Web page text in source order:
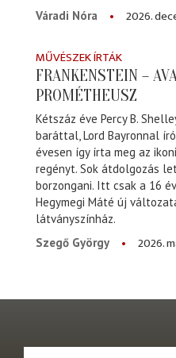
Váradi Nóra
2026.
MŰVÉSZEK ÍRTÁK
FRANKENSTEIN –
PROMÉTHEUSZ
Kétszáz éve Percy B.
baráttal, Lord Bayronnal
évesen így írta meg az
regényt. Sok átdolgozás
borzongani. Itt csak a 16
Hegymegi Máté új
látványszínház.
Szegő György
2026.